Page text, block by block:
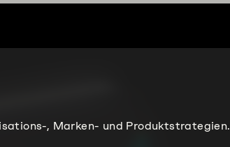
, Marken- und Produktstrategien.